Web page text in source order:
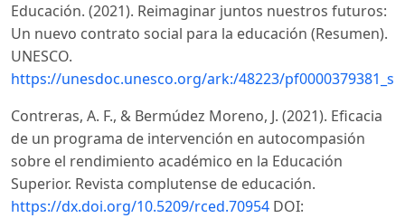
Educación. (2021). Reimaginar juntos nuestros futuros:
Un nuevo contrato social para la educación (Resumen).
UNESCO.
https://unesdoc.unesco.org/ark:/48223/
Contreras, A. F., & Bermúdez Moreno, J. (2021). Eficacia
de un programa de intervención en autocompasión
sobre el rendimiento académico en la Educación
Superior. Revista complutense de educación.
https://dx.doi.org/10.5209/rced.70954 DOI: